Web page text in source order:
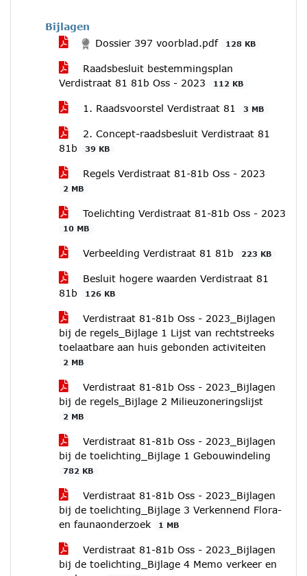
Bijlagen
Dossier 397 voorblad.pdf
128 KB
Raadsbesluit bestemmingsplan
Verdistraat 81 81b Oss - 2023
112 KB
1. Raadsvoorstel Verdistraat 81 3 MB
2. Concept-raadsbesluit Verdistraat 81
81b
39 KB
Regels Verdistraat 81-81b Oss - 2023
2 MB
Toelichting Verdistraat 81-81b Oss - 2023
10 MB
Verbeelding Verdistraat 81 81b 223 KB
Besluit hogere waarden Verdistraat 81
81b
126 KB
Verdistraat 81-81b Oss - 2023_Bijlagen
bij de regels_Bijlage 1 Lijst van rechtstreeks
toelaatbare aan huis gebonden activiteiten
2 MB
Verdistraat 81-81b Oss - 2023_Bijlagen
bij de regels_Bijlage 2 Milieuzoneringslijst
2 MB
Verdistraat 81-81b Oss - 2023_Bijlagen
bij de toelichting_Bijlage 1 Gebouwindeling
782 KB
Verdistraat 81-81b Oss - 2023_Bijlagen
bij de toelichting_Bijlage 3 Verkennend Flora-
en faunaonderzoek
1 MB
Verdistraat 81-81b Oss - 2023_Bijlagen
bij de toelichting_Bijlage 4 Memo verkeer en